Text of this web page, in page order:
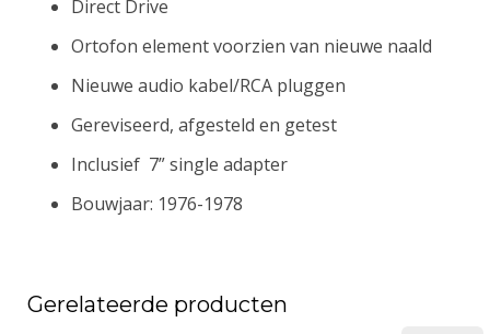
Direct Drive
Ortofon element voorzien van nieuwe naald
Nieuwe audio kabel/RCA pluggen
Gereviseerd, afgesteld en getest
Inclusief 7” single adapter
Bouwjaar: 1976-1978
Gerelateerde producten